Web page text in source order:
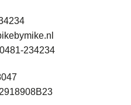
0481-234234